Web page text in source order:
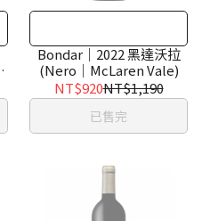
Bondar｜2022 黑達沃拉
(Nero｜McLaren Vale)
NT$920NT$1,190
已售完